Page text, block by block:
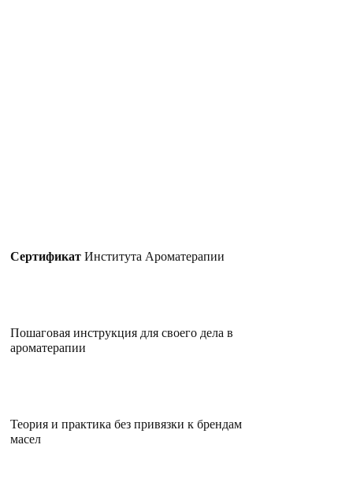
Сертификат Института Ароматерапии
Пошаговая инструкция для своего дела в
ароматерапии
Теория и практика без привязки к брендам
масел